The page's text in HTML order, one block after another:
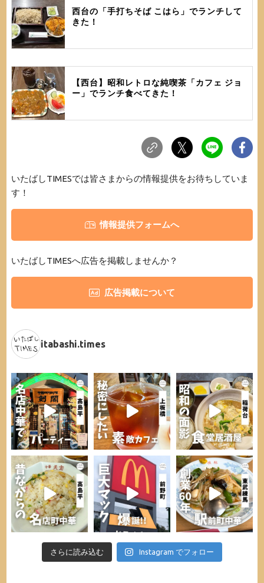
西台の「手打ちそば こはら」でランチして
きた！
【西台】昭和レトロな純喫茶「カフェ ジョ
ー」でランチ食べてきた！
いたばしTIMESでは皆さまからの情報提供をお待ちしていま
す！
情報提供フォームへ
いたばしTIMESへ広告を掲載しませんか？
広告掲載について
itabashi.times
さらに読み込む Instagram でフォロー